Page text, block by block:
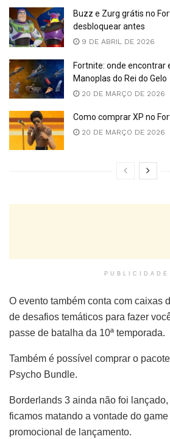
Buzz e Zurg grátis no
desbloquear antes
9 DE ABRIL DE 2026
Fortnite: onde encontrar
Manoplas do Rei do Gelo
20 DE MARÇO DE 2026
Como comprar XP no
20 DE MARÇO DE 2026
PUBLICIDADE
O evento também conta com caixas
de desafios temáticos para fazer
passe de batalha da 10ª temporada.
Também é possível comprar o
Psycho Bundle.
Borderlands 3 ainda não foi
ficamos matando a vontade do
promocional de lançamento.